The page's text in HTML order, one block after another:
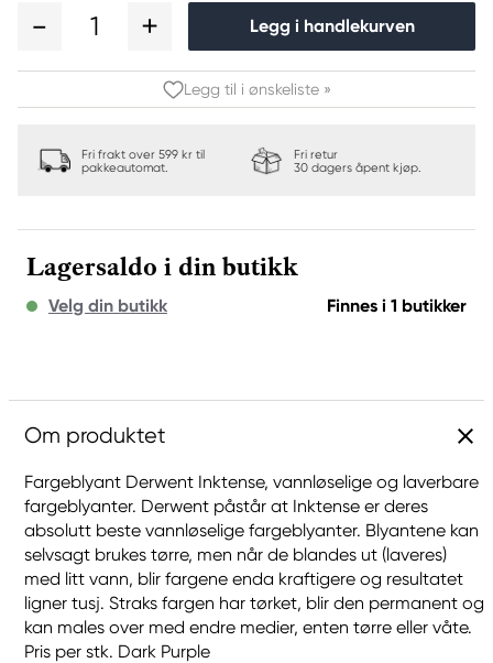
1 Legg i handlekurven
Legg til i ønskeliste »
Fri frakt over 599 kr til
pakkeautomat.
Fri retur
30 dagers åpent kjøp.
Lagersaldo i din butikk
Velg din butikk Finnes i 1 butikker
Om produktet
Fargeblyant Derwent Inktense, vannløselige og laverbare
fargeblyanter. Derwent påstår at Inktense er deres
absolutt beste vannløselige fargeblyanter. Blyantene kan
selvsagt brukes tørre, men når de blandes ut (laveres)
med litt vann, blir fargene enda kraftigere og resultatet
ligner tusj. Straks fargen har tørket, blir den permanent og
kan males over med endre medier, enten tørre eller våte.
Pris per stk. Dark Purple